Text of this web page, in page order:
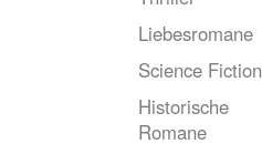
Liebesromane
Science Fiction
Historische
Romane